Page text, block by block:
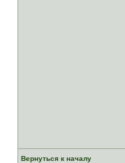
Вернуться к началу